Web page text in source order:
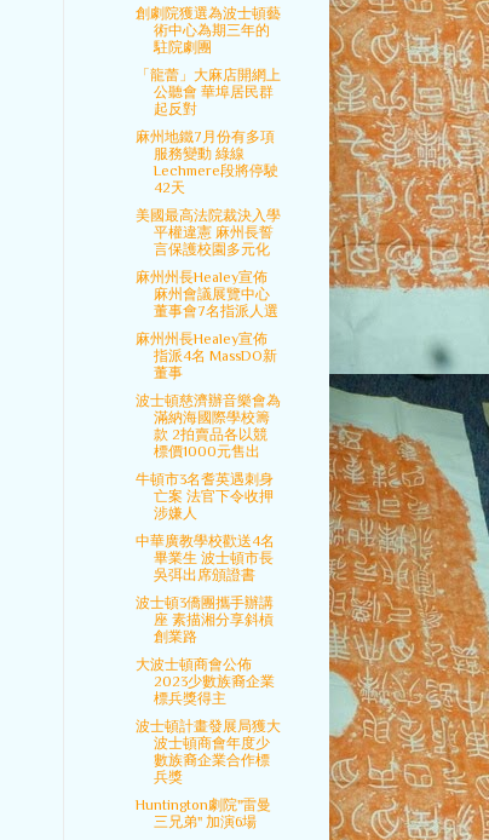
創劇院獲選為波士頓藝
術中心為期三年的
駐院劇團
「龍蕾」大麻店開網上
公聽會 華埠居民群
起反對
麻州地鐵7月份有多項
服務變動 綠線
Lechmere段將停駛
42天
美國最高法院裁決入學
平權違憲 麻州長誓
言保護校園多元化
麻州州長Healey宣佈
麻州會議展覽中心
董事會7名指派人選
麻州州長Healey宣佈
指派4名 MassDO新
董事
波士頓慈濟辦音樂會為
滿納海國際學校籌
款 2拍賣品各以競
標價1000元售出
牛頓市3名耆英遇刺身
亡案 法官下令收押
涉嫌人
中華廣教學校歡送4名
畢業生 波士頓市長
吳弭出席頒證書
波士頓3僑團攜手辦講
座 素描湘分享斜槓
創業路
大波士頓商會公佈
2023少數族裔企業
標兵獎得主
波士頓計畫發展局獲大
波士頓商會年度少
數族裔企業合作標
兵獎
Huntington劇院"雷曼
三兄弟" 加演6場